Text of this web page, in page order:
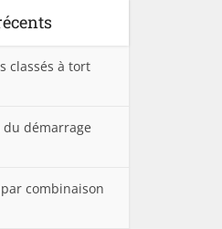
classés à tort
démarrage
combinaison